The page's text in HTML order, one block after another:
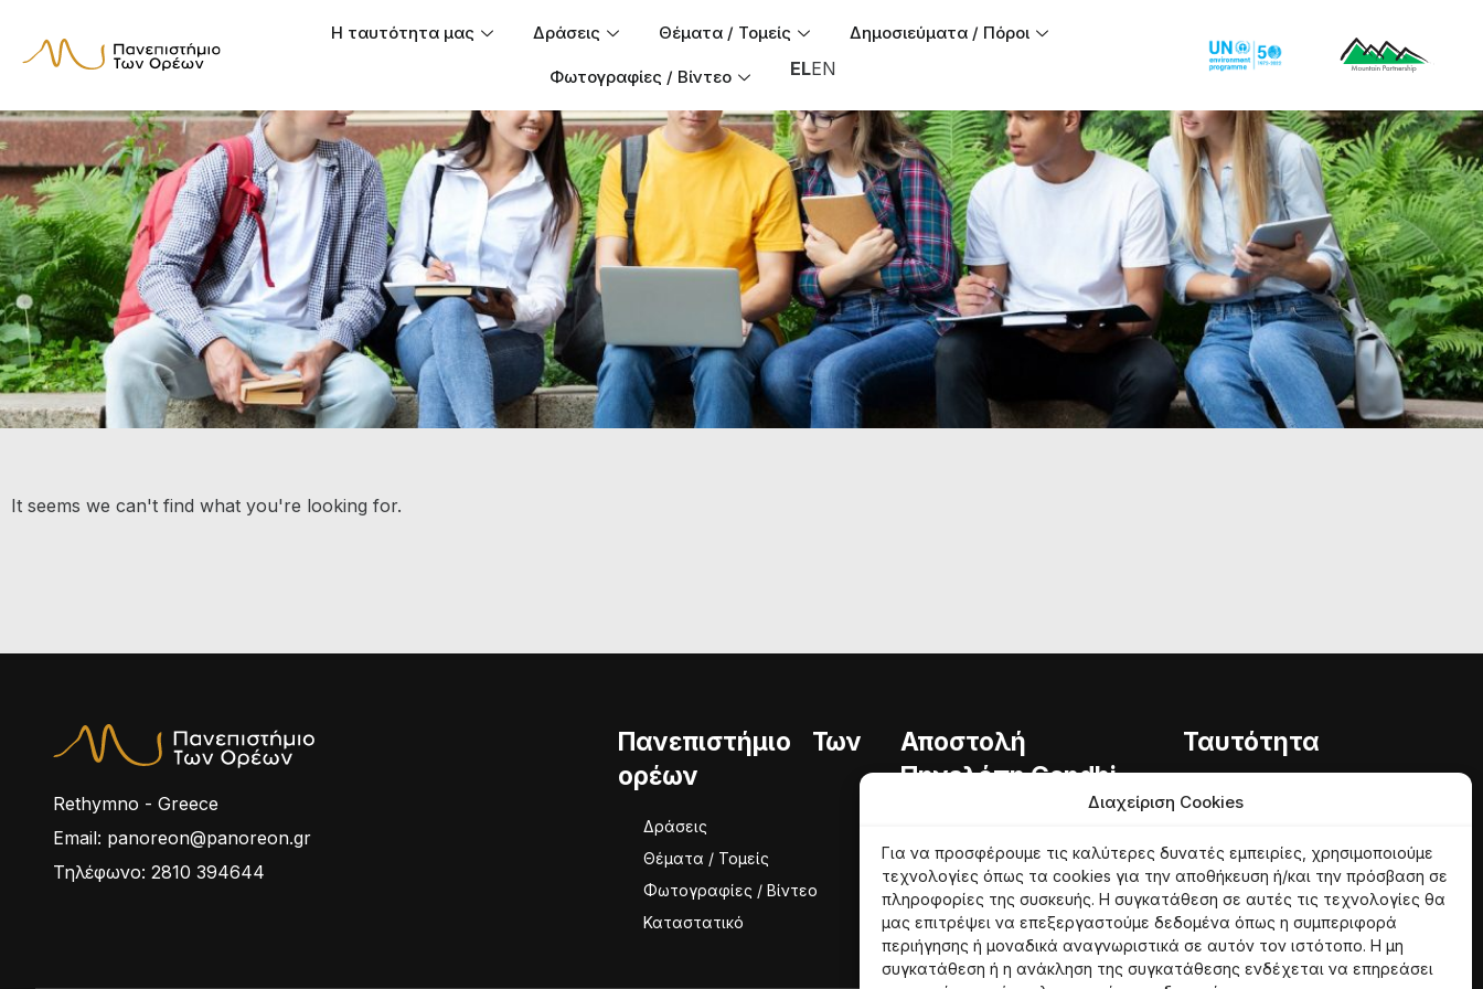
Διαχείριση Cookies
Για να προσφέρουμε τις καλύτερες δυνατές εμπειρίες, χρησιμοποιούμε
τεχνολογίες όπως τα cookies για την αποθήκευση ή/και την πρόσβαση σε
πληροφορίες της συσκευής. Η συγκατάθεση σε αυτές τις τεχνολογίες θα
μας επιτρέψει να επεξεργαστούμε δεδομένα όπως η συμπεριφορά
περιήγησης ή μοναδικά αναγνωριστικά σε αυτόν τον ιστότοπο. Η μη
συγκατάθεση ή η ανάκληση της συγκατάθεσης ενδέχεται να επηρεάσει
Η ταυτότητα μας Δράσεις Θέματα / Τομείς Δημοσιεύματα / Πόροι
Φωτογραφίες / Βίντεο ELEN
It seems we can't find what you're looking for.
Rethymno - Greece
Email: panoreon@panoreon.gr
Τηλέφωνο: 2810 394644
Πανεπιστήμιο Των
ορέων
Δράσεις
Θέματα / Τομείς
Φωτογραφίες / Βίντεο
Καταστατικό
Αποστολή
Πηνελόπη Gandhi
Φιλοσοφία
Ομάδα
Ταυτότητα
Φιλοσοφία